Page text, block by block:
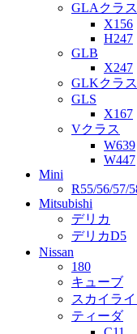
GLAクラス
X156
H247
GLB
X247
GLKクラス
GLS
X167
Vクラス
W639
W447
Mini
R55/56/57/
Mitsubishi
デリカ
デリカD5
Nissan
180
キューブ
スカイラ
ティーダ